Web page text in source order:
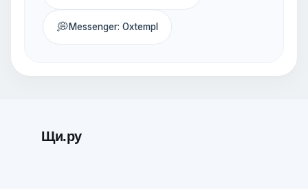
💭Messenger: Oxtempl
Щи.ру